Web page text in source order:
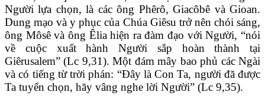
Người lựa chọn, là các ông Phêrô, Giacôbê và Gioan.
Dung mạo và y phục của Chúa Giêsu trở nên chói sáng,
ông Môsê và ông Êlia hiện ra đàm đạo với Người, “nói
về cuộc xuất hành Người sắp hoàn thành tại
Giêrusalem” (Lc 9,31). Một đám mây bao phủ các Ngài
và có tiếng từ trời phán: “Đây là Con Ta, người đã được
Ta tuyển chọn, hãy vâng nghe lời Người” (Lc 9,35).